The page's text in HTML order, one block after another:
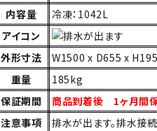
内容量
冷凍：1042L
アイコン
外形寸法
W1500 x D655 x
重量
185kg
保証期間
商品到着後 1ヶ月間
注意事項
排水が出ます。排水接